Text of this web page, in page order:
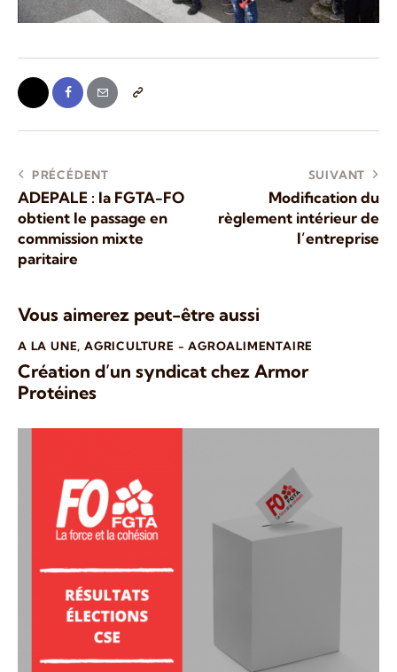
PRÉCÉDENT
ADEPALE : la FGTA-FO
obtient le passage en
commission mixte
paritaire
SUIVANT
Modification du
règlement intérieur de
l’entreprise
Vous aimerez peut-être aussi
A LA UNE,AGRICULTURE - AGROALIMENTAIRE
Création d’un syndicat chez Armor
Protéines